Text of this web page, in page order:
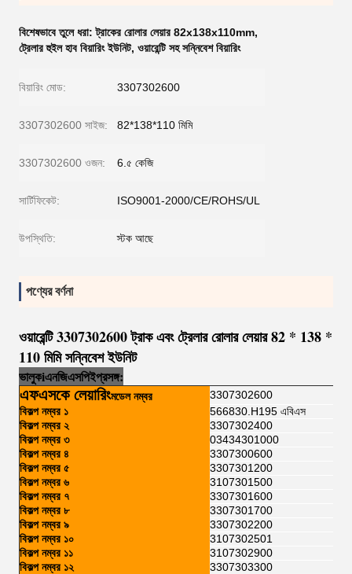
বিশেষভাবে তুলে ধরা:ট্রাকের রোলার লেয়ার 82x138x110mm,
ট্রেলার হুইল হাব বিয়ারিং ইউনিট, ওয়ারেন্টি সহ সন্নিবেশ বিয়ারিং
বিয়ারিং মোড: 3307302600
3307302600 সাইজ: 82*138*110 মিমি
3307302600 ওজন: 6.৫ কেজি
সার্টিফিকেট: ISO9001-2000/CE/ROHS/UL
উপস্থিতি: স্টক আছে
পণ্যের বর্ণনা
ওয়ারেন্টি 3307302600 ট্রাক এবং ট্রেলার রোলার লেয়ার 82 * 138 *
110 মিমি সন্নিবেশ ইউনিট
ভালুকiএনজিএসপিইপ্রসঙ্গ:
এফএসকে লেয়ারিংমডেল নম্বর
3307302600
বিকল্প নম্বর ১
566830.H195 এবিএস
বিকল্প নম্বর ২
3307302400
বিকল্প নম্বর ৩
03434301000
বিকল্প নম্বর ৪
3307300600
বিকল্প নম্বর ৫
3307301200
বিকল্প নম্বর ৬
3107301500
বিকল্প নম্বর ৭
3307301600
বিকল্প নম্বর ৮
3307301700
বিকল্প নম্বর ৯
3307302200
বিকল্প নম্বর ১০
3107302501
বিকল্প নম্বর ১১
3107302900
বিকল্প নম্বর ১২
3307303300